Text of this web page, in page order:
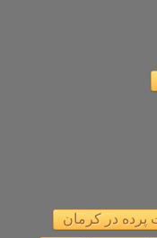
پرده در کرمان